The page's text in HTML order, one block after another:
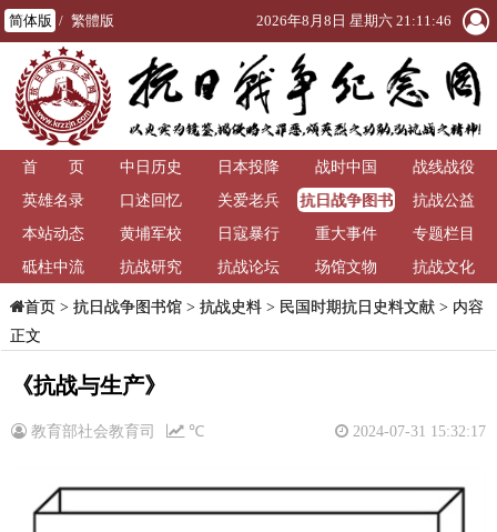
简体版 / 繁體版 2026年8月8日 星期六 21:11:46
首 页 中日历史 日本投降 战时中国
战线战役
英雄名录
口述回忆 关爱老兵
抗日战争图书
馆
抗战公益
本站动态
黄埔军校 日寇暴行 重大事件
专题栏目
砥柱中流
抗战研究 抗战论坛 场馆文物 抗战文化
首页> 抗日战争图书馆> 抗战史料> 民国时期抗日史料文献> 内容
正文
《抗战与生产》
教育部社会教育司 2024-07-31 15:32:17
℃